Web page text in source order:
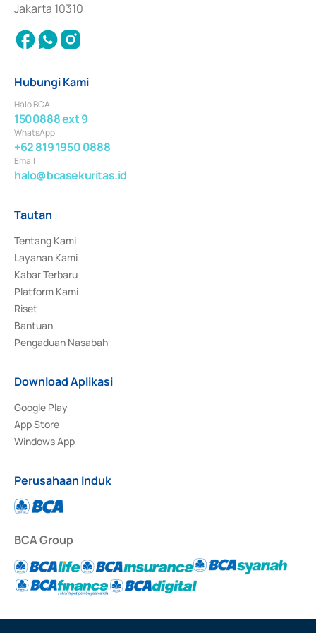
Jakarta 10310
Hubungi Kami
Halo BCA
1500888 ext 9
WhatsApp
+62 819 1950 0888
Email
halo@bcasekuritas.id
Tautan
Tentang Kami
Layanan Kami
Kabar Terbaru
Platform Kami
Riset
Bantuan
Pengaduan Nasabah
Download Aplikasi
Google Play
App Store
Windows App
Perusahaan Induk
BCA Group